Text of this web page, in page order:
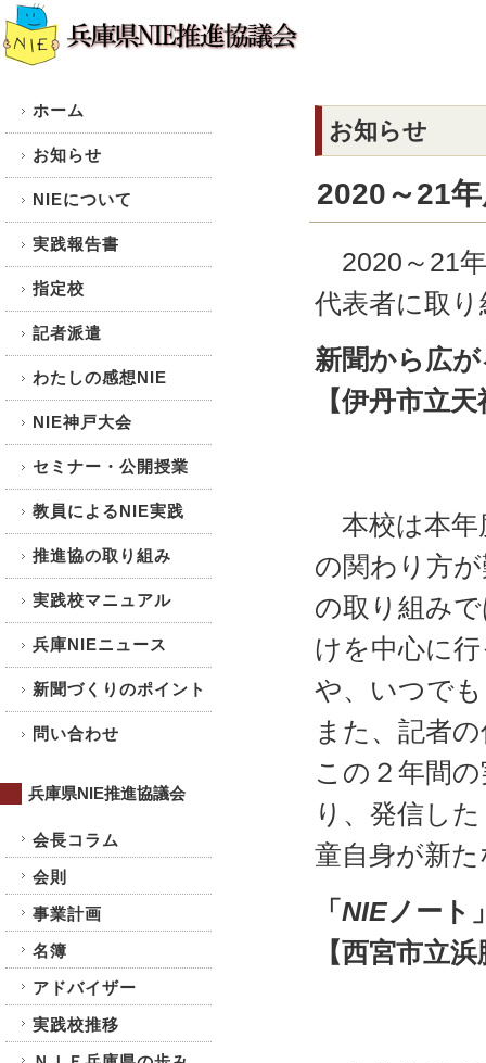
ホーム
お知らせ
NIEについて
実践報告書
指定校
記者派遣
わたしの感想NIE
NIE神戸大会
セミナー・公開授業
教員によるNIE実践
推進協の取り組み
実践校マニュアル
兵庫NIEニュース
新聞づくりのポイント
問い合わせ
兵庫県NIE推進協議会
会長コラム
会則
事業計画
名簿
アドバイザー
実践校推移
お知らせ
2020～21
2020～21
代表者に取
新聞から広
【伊丹市立
本校は本年
の関わり方
の取り組み
けを中心に
や、いつで
また、記者
この２年間
り、発信し
童自身が新
「 NIEノート
【西宮市立